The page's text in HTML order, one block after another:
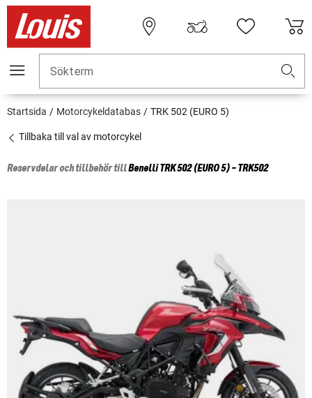
Sökterm
Startsida Motorcykeldatabas TRK 502 (EURO 5)
Tillbaka till val av motorcykel
Reservdelar och tillbehör tillBenelliTRK 502 (EURO 5) - TRK502